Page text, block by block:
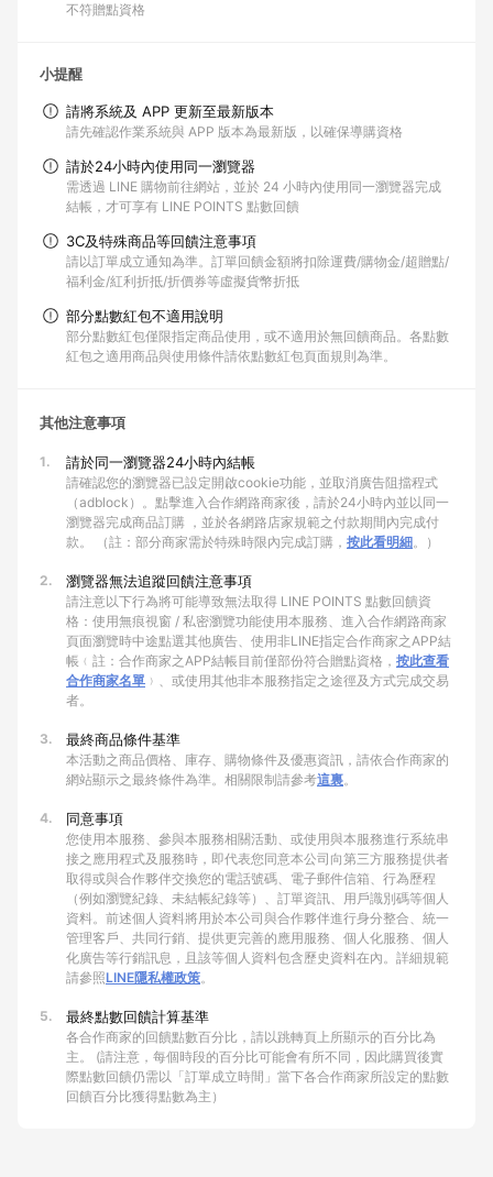
不符贈點資格
小提醒
請將系統及 APP 更新至最新版本
請先確認作業系統與 APP 版本為最新版，以確保導購資格
請於24小時內使用同一瀏覽器
需透過 LINE 購物前往網站，並於 24 小時內使用同一瀏覽器完成
結帳，才可享有 LINE POINTS 點數回饋
3C及特殊商品等回饋注意事項
請以訂單成立通知為準。訂單回饋金額將扣除運費/購物金/超贈點/
福利金/紅利折抵/折價券等虛擬貨幣折抵
部分點數紅包不適用說明
部分點數紅包僅限指定商品使用，或不適用於無回饋商品。各點數
紅包之適用商品與使用條件請依點數紅包頁面規則為準。
其他注意事項
1. 請於同一瀏覽器24小時內結帳
請確認您的瀏覽器已設定開啟cookie功能，並取消廣告阻擋程式
（adblock）。點擊進入合作網路商家後，請於24小時內並以同一
瀏覽器完成商品訂購 ，並於各網路店家規範之付款期間內完成付
款。 （註：部分商家需於特殊時限內完成訂購， 按此看明細。）
2. 瀏覽器無法追蹤回饋注意事項
請注意以下行為將可能導致無法取得 LINE POINTS 點數回饋資
格：使用無痕視窗 / 私密瀏覽功能使用本服務、進入合作網路商家
頁面瀏覽時中途點選其他廣告、使用非LINE指定合作商家之APP結
帳﹙註：合作商家之APP結帳目前僅部份符合贈點資格， 按此查看
合作商家名單 ﹚、或使用其他非本服務指定之途徑及方式完成交易
者。
3. 最終商品條件基準
本活動之商品價格、庫存、購物條件及優惠資訊，請依合作商家的
網站顯示之最終條件為準。相關限制請參考這裏。
4. 同意事項
您使用本服務、參與本服務相關活動、或使用與本服務進行系統串
接之應用程式及服務時，即代表您同意本公司向第三方服務提供者
取得或與合作夥伴交換您的電話號碼、電子郵件信箱、行為歷程
（例如瀏覽紀錄、未結帳紀錄等）、訂單資訊、用戶識別碼等個人
資料。前述個人資料將用於本公司與合作夥伴進行身分整合、統一
管理客戶、共同行銷、提供更完善的應用服務、個人化服務、個人
化廣告等行銷訊息，且該等個人資料包含歷史資料在內。詳細規範
請參照LINE隱私權政策。
5. 最終點數回饋計算基準
各合作商家的回饋點數百分比，請以跳轉頁上所顯示的百分比為
主。 (請注意，每個時段的百分比可能會有所不同，因此購買後實
際點數回饋仍需以「訂單成立時間」當下各合作商家所設定的點數
回饋百分比獲得點數為主）